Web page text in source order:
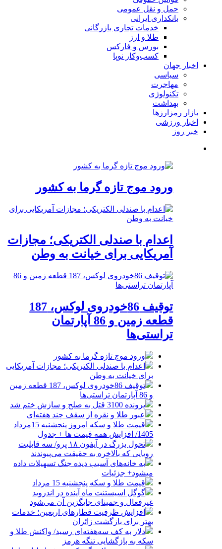
حمل و نقل عمومی
بانکداری ایرانی
خدمات تجاری بازرگانی
طلا و ارز
بورس و فارکس
کسب‌وکار نوپا
اخبار جهان
سیاسی
مهاجرت
تکنولوژی
بهداشت
بازار رمزارزها
اخبار ورزشی
خبر روز
ورود موج تازه گرما به کشور
اعدام با صندلی الکتریکی؛ مجازات
آمریکایی برای خیانت به وطن
توقیف 86خودروی لوکس، 187
قطعه زمین و 86 آپارتمان
تراستی‌ها
ورود موج تازه گرما به کشور
اعدام با صندلی الکتریکی؛ مجازات آمریکایی
برای خیانت به وطن
توقیف 86خودروی لوکس، 187 قطعه زمین
و 86 آپارتمان تراستی‌ها
پرونده 3100 قتل به صلح و سازش ختم شد
عبور طلا و نقره از سقف چند هفته‌ای
قیمت طلا و سکه امروز پنجشنبه 15مرداد
1405/ افزایش همه قیمت ها + جدول
تحول بزرگ در آیفون ۱۸ پرو/ سه قابلیت
رویایی که بالاخره به حقیقت می‌پیوندند
به خانه‌های آسیب دیده جنگ تسهیلات داده
میشود+ جزئیات
قیمت طلا و سکه پنجشنبه 15 مرداد
گوگل اسیستنت ماه آینده در اندروید
غیرفعال و جمینای جایگزین آن می‌شود
افزایش ظرفیت قطارهای اربعین؛ خدمات
بهتر برای بازگشت زائران
دلار به کف سه‌هفته‌ای رسید/ واکنش طلا و
سکه به بازگشایی تنگه هرمز